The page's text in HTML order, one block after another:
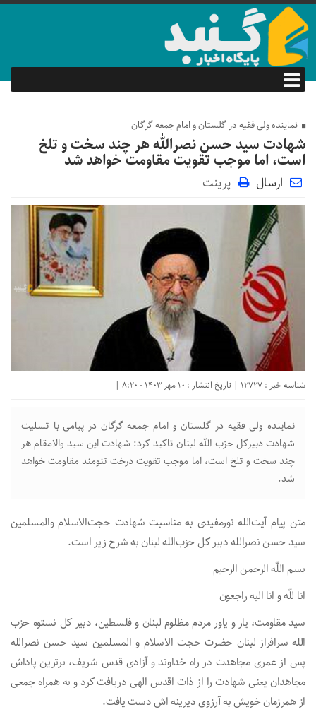
نماینده ولی فقیه در گلستان و امام جمعه گرگان
شهادت سید حسن نصرالله هر چند سخت و تلخ
است، اما موجب تقویت مقاومت خواهد شد
ارسال پرینت
شناسه خبر : 12727 | تاریخ انتشار : 10 مهر 1403 - 8:20 |
نماینده ولی فقیه در گلستان و امام جمعه گرگان در پیامی با تسلیت
شهادت دبیرکل حزب الله لبنان تاکید کرد: شهادت این سید والامقام هر
چند سخت و تلخ است، اما موجب تقویت درخت تنومند مقاومت خواهد
شد.
متن پیام آیت‌الله نورمفیدی به مناسبت شهادت حجت‌الاسلام والمسلمین
سید حسن نصرالله دبیر کل حزب‌الله لبنان به شرح زیر است.
بسم اللّه الرحمن الرحیم
انا للّه و انا الیه راجعون
سید مقاومت، یار و یاور مردم مظلوم لبنان و فلسطین، دبیر کل نستوه حزب
الله سرافراز لبنان حضرت حجت الاسلام و المسلمین سید حسن نصرالله
پس از عمری مجاهدت در راه خداوند و آزادی قدس شریف، برترین پاداش
مجاهدان یعنی شهادت را از ذات اقدس الهی دریافت کرد و به همراه جمعی
از همرزمان خویش به آرزوی دیرینه اش دست یافت.